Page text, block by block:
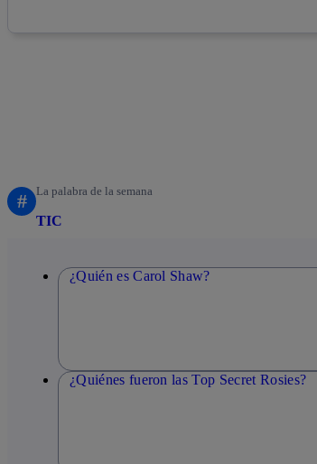
# La palabra de la semana
TIC
¿Quién es Carol Shaw?
¿Quiénes fueron las Top Secret Rosies?